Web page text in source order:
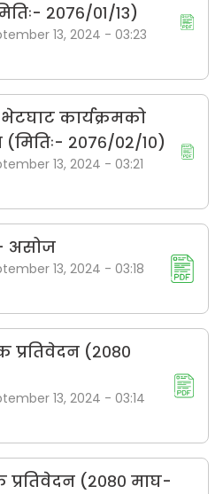
२०७६/०१/१३)
13, 2024 - 03:23
कार्यक्रमको
(मितिः- २०७६/०२/१०)
13, 2024 - 03:21
असोज
13, 2024 - 03:18
प्रतिवेदन (२०८०
13, 2024 - 03:14
प्रतिवेदन (२०८० माघ-